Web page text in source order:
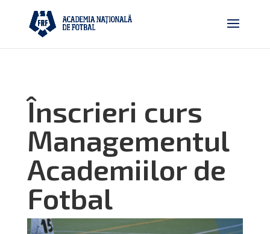
Înscrieri curs
Managementul
Academiilor de
Fotbal